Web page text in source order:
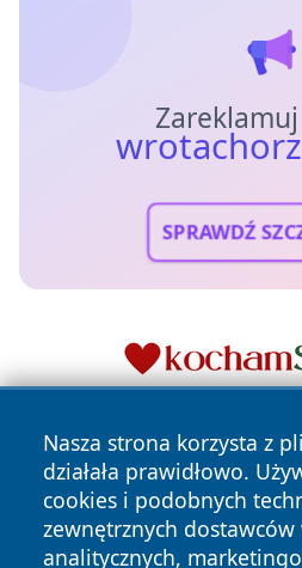
SPRAWDŹ
Nasza strona korzysta z
działała prawidłowo.
cookies i podobnych
zewnętrznych dostawców
analitycznych,